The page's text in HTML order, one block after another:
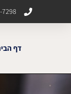
7298
דף